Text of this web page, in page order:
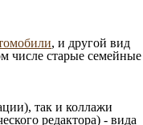
, и другой вид
числе старые семейные
так и коллажи
редактора) - вида